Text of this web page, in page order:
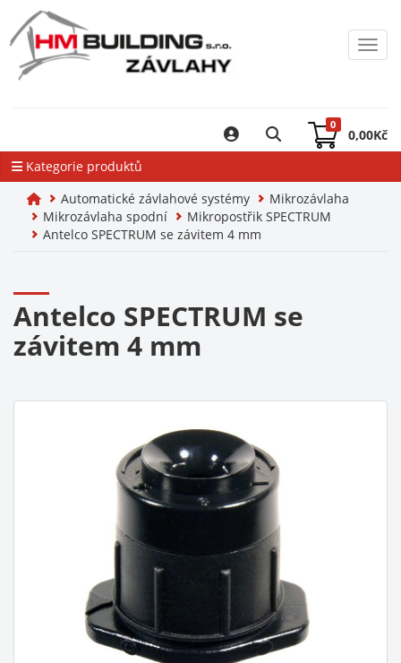
0
0,00Kč
Kategorie produktů
Automatické závlahové systémy
Mikrozávlaha
Mikrozávlaha spodní
Mikropostřik SPECTRUM
Antelco SPECTRUM se závitem 4 mm
Antelco SPECTRUM se
závitem 4 mm